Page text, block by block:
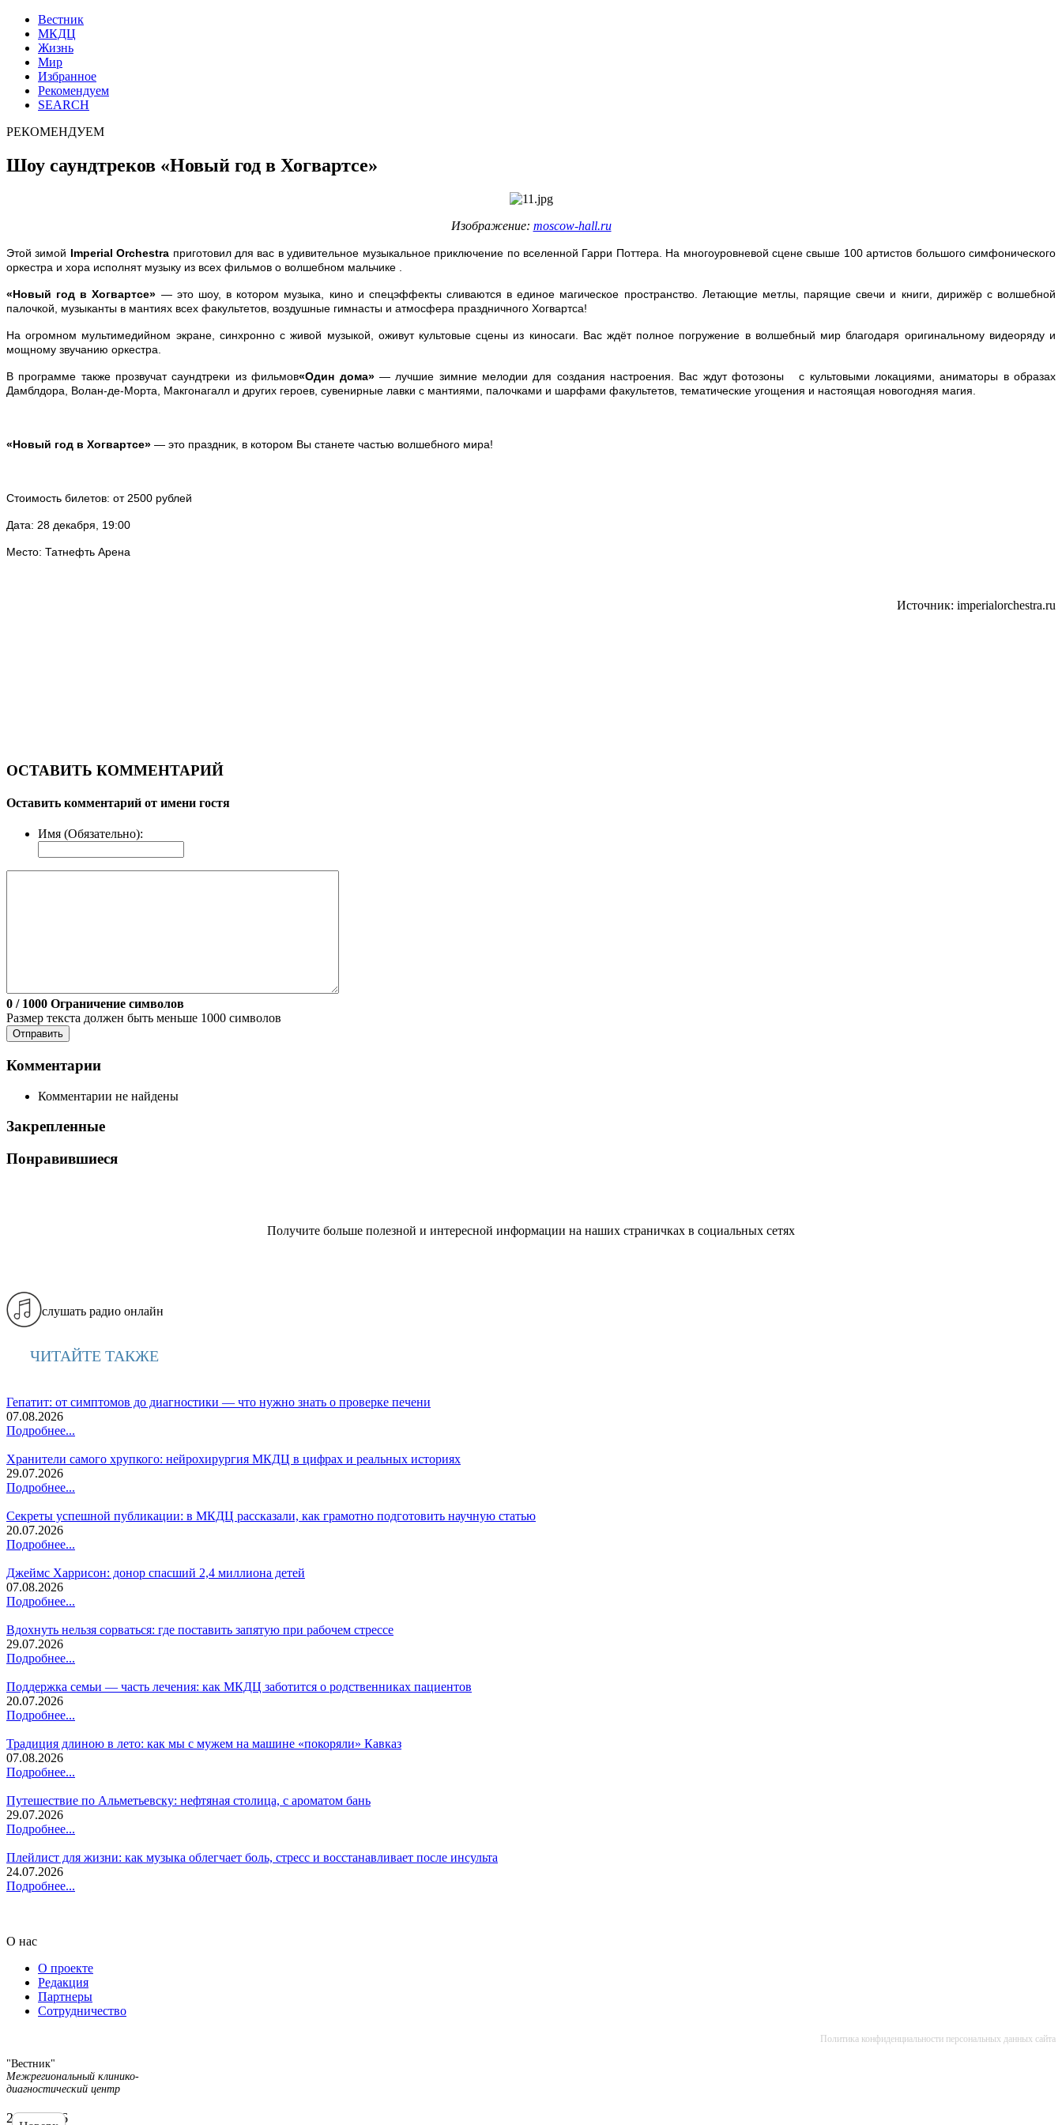
Вестник
МКДЦ
Жизнь
Мир
Избранное
Рекомендуем
SEARCH
РЕКОМЕНДУЕМ
Шоу саундтреков «Новый год в Хогвартсе»
Изображение: moscow-hall.ru
Этой зимой Imperial Orchestra приготовил для вас в удивительное музыкальное приключение по вселенной Гарри Поттера. На многоуровневой сцене свыше 100 артистов большого симфонического
оркестра и хора исполнят музыку из всех фильмов о волшебном мальчике
«Новый год в Хогвартсе» — это шоу, в котором музыка, кино и спецэффекты сливаются в единое магическое пространство. Летающие метлы, парящие свечи и книги, дирижёр с волшебной
палочкой, музыканты в мантиях всех факультетов, воздушные гимнасты и атмосфера праздничного Хогвартса!
На огромном мультимедийном экране, синхронно с живой музыкой, оживут культовые сцены из киносаги. Вас ждёт полное погружение в волшебный мир благодаря оригинальному видеоряду и
мощному звучанию оркестра.
В программе также прозвучат саундтреки из фильмов«Один дома»— лучшие зимние мелодии для создания настроения. Вас ждут фотозоны с культовыми локациями, аниматоры в образах
Дамблдора, Волан-де-Морта, Макгонагалл и других героев, сувенирные лавки с мантиями, палочками и шарфами факультетов, тематические угощения и настоящая новогодняя магия.
«Новый год в Хогвартсе» — это праздник, в котором Вы станете частью волшебного мира!
Стоимость билетов: от 2500 рублей
Дата: 28 декабря, 19:00
Место: Татнефть Арена
Источник: imperialorchestra.ru
ОСТАВИТЬ КОММЕНТАРИЙ
Оставить комментарий от имени гостя
Имя (Обязательно):
0 / 1000 Ограничение символов
Размер текста должен быть меньше 1000 символов
Отправить
Комментарии
Комментарии не найдены
Закрепленные
Понравившиеся
Получите больше полезной и интересной информации на наших страничках в социальных сетях
слушать радио онлайн
ЧИТАЙТЕ ТАКЖЕ
Гепатит: от симптомов до диагностики — что нужно знать о проверке печени
07.08.2026
Подробнее...
Хранители самого хрупкого: нейрохирургия МКДЦ в цифрах и реальных историях
29.07.2026
Подробнее...
Секреты успешной публикации: в МКДЦ рассказали, как грамотно подготовить научную статью
20.07.2026
Подробнее...
Джеймс Харрисон: донор спасший 2,4 миллиона детей
07.08.2026
Подробнее...
Вдохнуть нельзя сорваться: где поставить запятую при рабочем стрессе
29.07.2026
Подробнее...
Поддержка семьи — часть лечения: как МКДЦ заботится о родственниках пациентов
20.07.2026
Подробнее...
Традиция длиною в лето: как мы с мужем на машине «покоряли» Кавказ
07.08.2026
Подробнее...
Путешествие по Альметьевску: нефтяная столица, с ароматом бань
29.07.2026
Подробнее...
Плейлист для жизни: как музыка облегчает боль, стресс и восстанавливает после инсульта
24.07.2026
Подробнее...
О нас
О проекте
Редакция
Партнеры
Сотрудничество
Политика конфиденциальности персональных данных сайта
"Вестник"
Межрегиональный клинико-
диагностический центр
2008-2026